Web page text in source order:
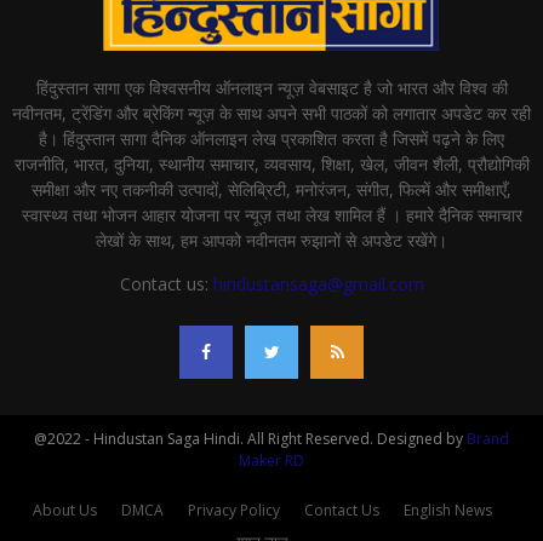
हिंदुस्तान सागा एक विश्वसनीय ऑनलाइन न्यूज़ वेबसाइट है जो भारत और विश्व की
नवीनतम, ट्रेंडिंग और ब्रेकिंग न्यूज़ के साथ अपने सभी पाठकों को लगातार अपडेट कर रही
है। हिंदुस्तान सागा दैनिक ऑनलाइन लेख प्रकाशित करता है जिसमें पढ़ने के लिए
राजनीति, भारत, दुनिया, स्थानीय समाचार, व्यवसाय, शिक्षा, खेल, जीवन शैली, प्रौद्योगिकी
समीक्षा और नए तकनीकी उत्पादों, सेलिब्रिटी, मनोरंजन, संगीत, फिल्में और समीक्षाएँ,
स्वास्थ्य तथा भोजन आहार योजना पर न्यूज़ तथा लेख शामिल हैं । हमारे दैनिक समाचार
लेखों के साथ, हम आपको नवीनतम रुझानों से अपडेट रखेंगे।
Contact us: hindustansaga@gmail.com
@2022 - Hindustan Saga Hindi. All Right Reserved. Designed by Brand
Maker RD
About Us DMCA Privacy Policy Contact Us
English News